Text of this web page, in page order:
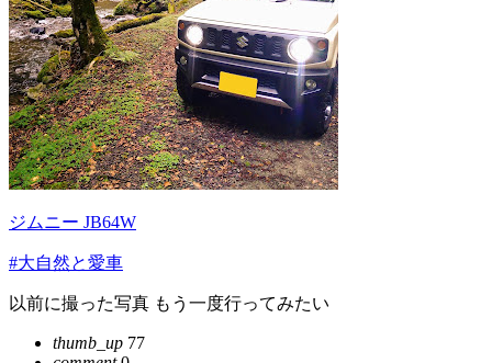
ジムニー JB64W
#大自然と愛車
以前に撮った写真 もう一度行ってみたい
thumb_up 77